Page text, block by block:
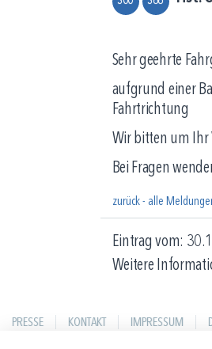
Sehr geehrte
aufgrund einer
Fahrtrichtung
Wir bitten um Ihr
Bei Fragen
zurück - alle
Eintrag vom:
Weitere
PRESSE KONTAKT IMPRESSUM